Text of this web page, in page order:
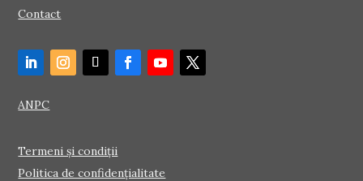
Contact
ANPC
Termeni și condiții
Politica de confidențialitate